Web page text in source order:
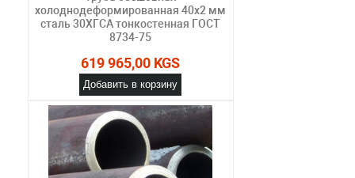
холоднодеформированная 40х2 мм
сталь 30ХГСА тонкостенная ГОСТ
8734-75
619 965,00 KGS
Добавить в корзину